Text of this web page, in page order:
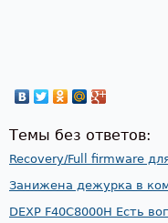
Темы без ответов:
Recovery/Full firmware
Занижена дежурка в
DEXP F40C8000H Есть